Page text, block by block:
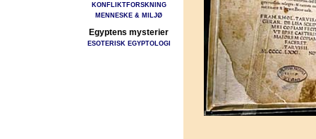
KONFLIKTFORSKNING
MENNESKE & MILJØ
Egyptens mysterier
ESOTERISK EGYPTOLOGI